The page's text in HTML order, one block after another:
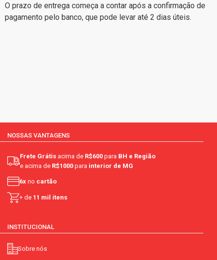
O prazo de entrega começa a contar após a confirmação de
pagamento pelo banco, que pode levar até 2 dias úteis.
NOSSAS VANTAGENS
Frete Grátis acima de R$600 para BH e Região
e acima de R$1000 para interior de MG
6x no cartão
+ de 11 mil itens
INSTITUCIONAL
Sobre nós